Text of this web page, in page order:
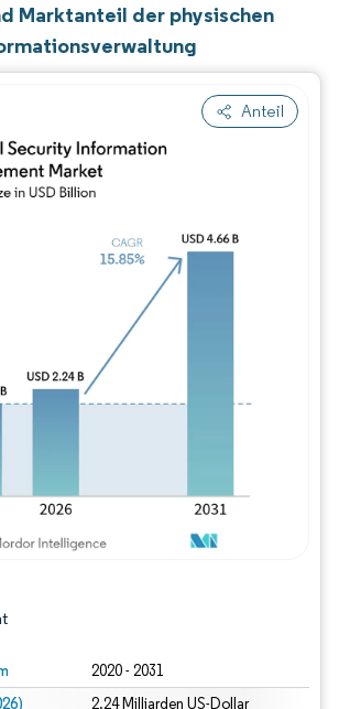
Marktanteil der physischen
Anteil
2020 - 2031
2.24 Milliarden US-Dollar
Bild © Mordor Intelligence.